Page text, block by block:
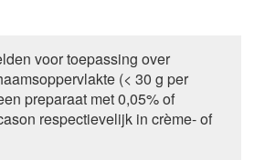
HYDROXYDE
Na
BICARBONAAT / CALCIUM
voor toepassing over
(< 30 g per
preparaat met 0,05% of
respectievelijk in crème- of